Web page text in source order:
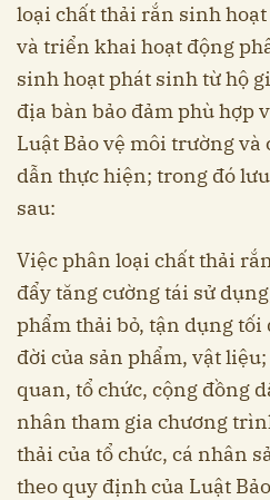
loại chất thải rắn sinh
và triển khai hoạt động
sinh hoạt phát sinh từ hộ
địa bàn bảo đảm phù hợp
Luật Bảo vệ môi trường và
dẫn thực hiện; trong đó
sau:
Việc phân loại chất thải
đẩy tăng cường tái sử
phẩm thải bỏ, tận dụng
đời của sản phẩm, vật
quan, tổ chức, cộng đồng
nhân tham gia chương
thải của tổ chức, cá nhân
theo quy định của Luật